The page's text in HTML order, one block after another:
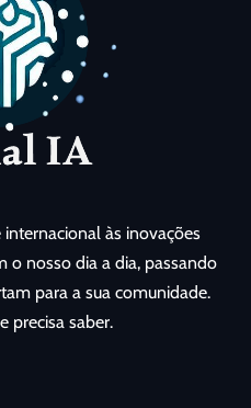
às inovações
o nosso dia a dia, passando
para a sua comunidade.
precisa saber.